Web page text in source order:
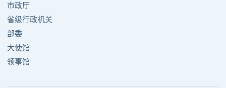
市政厅
省级行政机关
部委
大使馆
领事馆